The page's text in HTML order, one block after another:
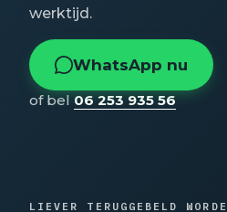
werktijd.
WhatsApp nu
of bel06 253 935 56
LIEVER TERUGGEBELD